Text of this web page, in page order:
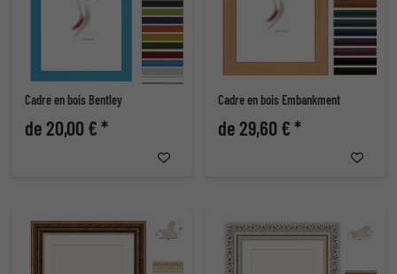
Cadre en bois Bentley
de 20,00 € *
Cadre en bois Embankment
de 29,60 € *